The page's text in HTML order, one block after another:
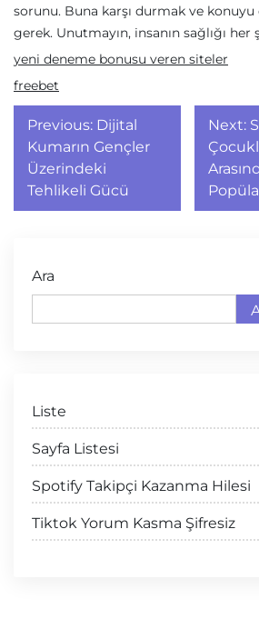
sorunu. Buna karşı durmak ve
gerek. Unutmayın, insanın sağlığı
yeni deneme bonusu veren siteler
freebet
Yazı
gezinmesi
Previous: Dijital
Kumarın Gençler
Üzerindeki
Tehlikeli Gücü
Next:
Ara
Liste
Sayfa Listesi
Spotify Takipçi Kazanma Hilesi
Tiktok Yorum Kasma Şifresiz